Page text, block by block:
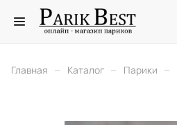
Главная – Каталог – Парики –